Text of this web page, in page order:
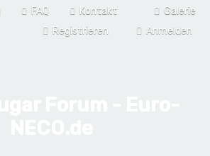
Galerie
FAQ
Kontakt
Anmelden
Registrieren